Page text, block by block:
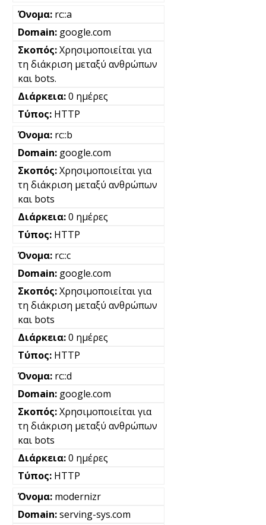
rc::a
google.com
Χρησιμοποιείται για
τη διάκριση μεταξύ ανθρώπων
και bots.
0 ημέρες
HTTP
rc::b
google.com
Χρησιμοποιείται για
τη διάκριση μεταξύ ανθρώπων
και bots
0 ημέρες
HTTP
rc::c
google.com
Χρησιμοποιείται για
τη διάκριση μεταξύ ανθρώπων
και bots
0 ημέρες
HTTP
rc::d
google.com
Χρησιμοποιείται για
τη διάκριση μεταξύ ανθρώπων
και bots
0 ημέρες
HTTP
modernizr
serving-sys.com